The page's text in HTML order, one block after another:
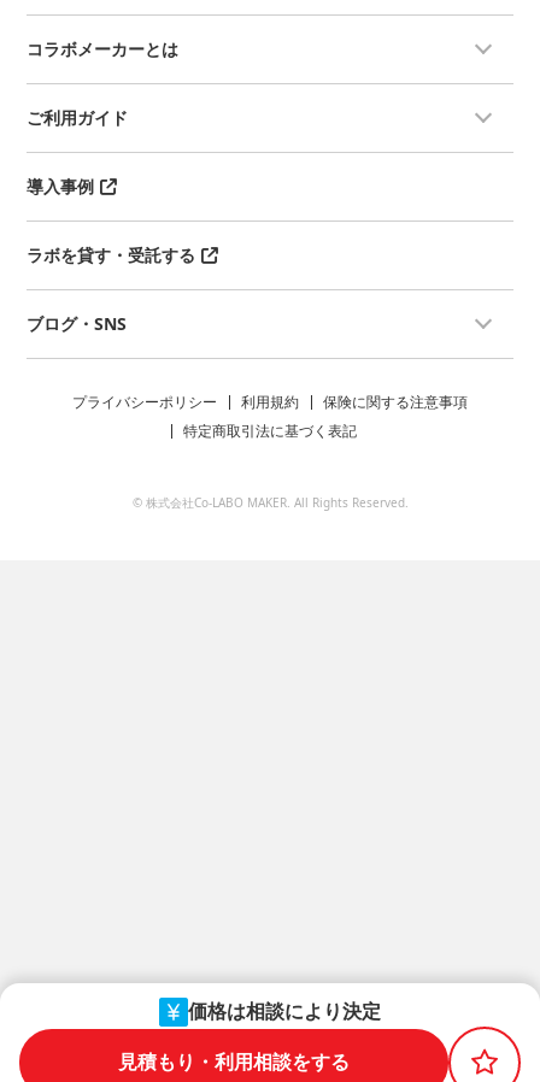
価格は相談により決定
見積もり・利用相談をする
コラボメーカーとは
ご利用ガイド
導入事例
ラボを貸す・受託する
ブログ・SNS
プライバシーポリシー 利用規約
保険に関する注意事項
特定商取引法に基づく表記
© 株式会社Co-LABO MAKER. All Rights Reserved.